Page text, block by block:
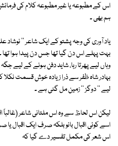
اس کے مطبوعہ یا غیر مطبوعہ کلام کی
ہم بھی ۔
یاد آوری کی وجہ پشتو کے ایک شاعر '' نوشاد
بہت پہلے اس دن گیا تھا جس دن پیدا ہوا تھا
وہاں لیے پھرتا رہا، شاید دفن ہونے کے لیے
بہادر شاہ ظفر سے ذرا زیادہ خوش قسمت
لیے '' دوگز '' زمین مل گئی ہے ۔
لیکن اس لحاظ سے وہ اس ملتانی شاعر (غالباً
اسے کوئی اقبال بانو بلکہ صرف ایک اقبال
اس شعر کی مکمل تفسیر دے گیا کہ